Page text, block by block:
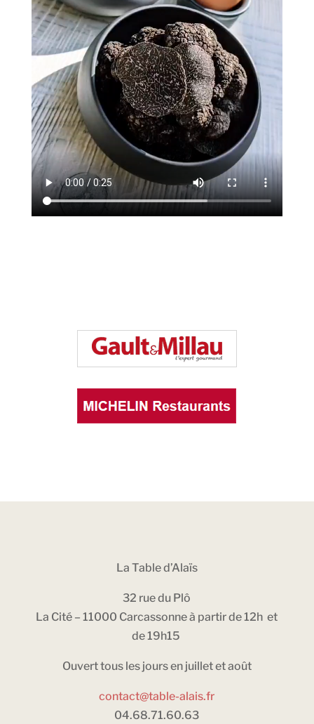
La Table d’Alaïs
32 rue du Plô
La Cité – 11000 Carcassonne à partir de 12h et
de 19h15
Ouvert tous les jours en juillet et août
contact@table-alais.fr
04.68.71.60.63